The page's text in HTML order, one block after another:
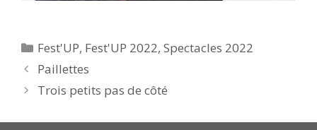
Catégories
Fest'UP, Fest'UP 2022,Spectacles 2022
Paillettes
Trois petits pas de côté